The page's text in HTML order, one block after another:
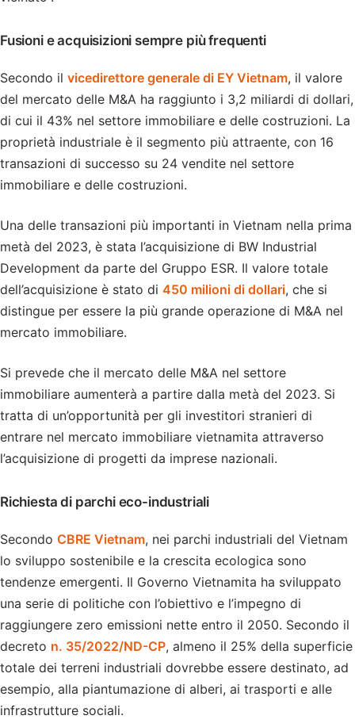
Fusioni e acquisizioni sempre più frequenti
Secondo il vicedirettore generale di EY Vietnam, il valore
del mercato delle M&A ha raggiunto i 3,2 miliardi di dollari,
di cui il 43% nel settore immobiliare e delle costruzioni. La
proprietà industriale è il segmento più attraente, con 16
transazioni di successo su 24 vendite nel settore
immobiliare e delle costruzioni.
Una delle transazioni più importanti in Vietnam nella prima
metà del 2023, è stata l’acquisizione di BW Industrial
Development da parte del Gruppo ESR. Il valore totale
dell’acquisizione è stato di 450 milioni di dollari, che si
distingue per essere la più grande operazione di M&A nel
mercato immobiliare.
Si prevede che il mercato delle M&A nel settore
immobiliare aumenterà a partire dalla metà del 2023. Si
tratta di un’opportunità per gli investitori stranieri di
entrare nel mercato immobiliare vietnamita attraverso
l’acquisizione di progetti da imprese nazionali.
Richiesta di parchi eco-industriali
Secondo CBRE Vietnam, nei parchi industriali del Vietnam
lo sviluppo sostenibile e la crescita ecologica sono
tendenze emergenti. Il Governo Vietnamita ha sviluppato
una serie di politiche con l’obiettivo e l’impegno di
raggiungere zero emissioni nette entro il 2050. Secondo il
decreto n. 35/2022/ND-CP, almeno il 25% della superficie
totale dei terreni industriali dovrebbe essere destinato, ad
esempio, alla piantumazione di alberi, ai trasporti e alle
infrastrutture sociali.